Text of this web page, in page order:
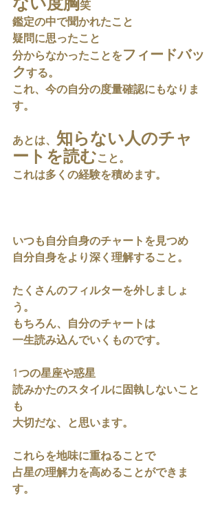
ない度胸笑
鑑定の中で聞かれたこと
疑問に思ったこと
分からなかったことをフィードバッ
クする。
これ、今の自分の度量確認にもなりま
す。
あとは、 知らない人のチャ
ートを読むこと。
これは多くの経験を積めます。
いつも自分自身のチャートを見つめ
自分自身をより深く理解すること。
たくさんのフィルターを外しましょ
う。
もちろん、自分のチャートは
一生読み込んでいくものです。
1つの星座や惑星
読みかたのスタイルに固執しないこと
も
大切だな、と思います。
これらを地味に重ねることで
占星の理解力を高めることができま
す。